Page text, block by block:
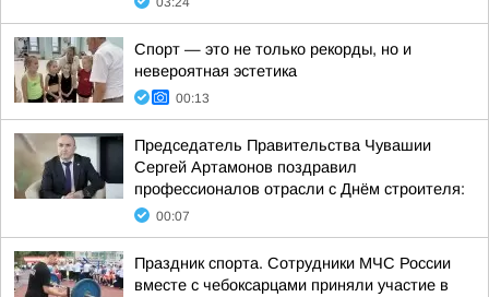
Спорт — это не только рекорды, но и
невероятная эстетика
00:13
Председатель Правительства Чувашии
Сергей Артамонов поздравил
профессионалов отрасли с Днём строителя:
00:07
Праздник спорта. Сотрудники МЧС России
вместе с чебоксарцами приняли участие в